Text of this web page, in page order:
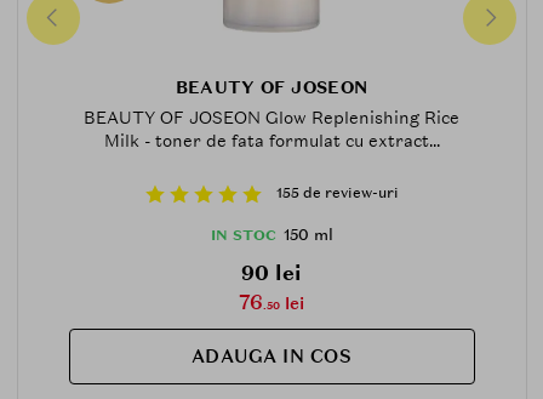
BEAUTY OF JOSEON
BEAUTY OF JOSEON Glow Replenishing Rice
Milk - toner de fata formulat cu extract...
155 de review-uri
IN STOC 150 ml
90 lei
76.50 lei
ADAUGA IN COS